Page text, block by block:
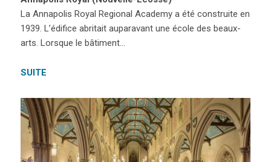
La Annapolis Royal Regional Academy a été construite en
1939. L’édifice abritait auparavant une école des beaux-
arts. Lorsque le bâtiment…
SUITE